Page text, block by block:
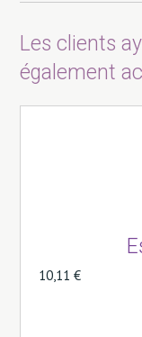
Les clients
également
10,11 €